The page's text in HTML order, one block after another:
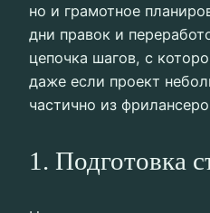
но и грамотное
дни правок и
цепочка шагов, с
даже если проект
частично из
1. Подготовка